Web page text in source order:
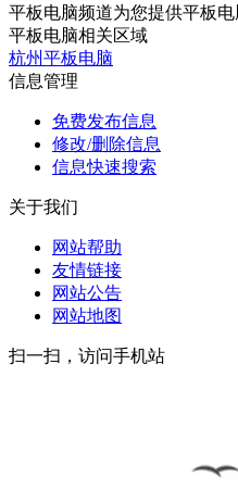
平板电脑频道为您提供平板
平板电脑相关区域
杭州平板电脑
信息管理
免费发布信息
修改/删除信息
信息快速搜索
关于我们
网站帮助
友情链接
网站公告
网站地图
扫一扫，访问手机站